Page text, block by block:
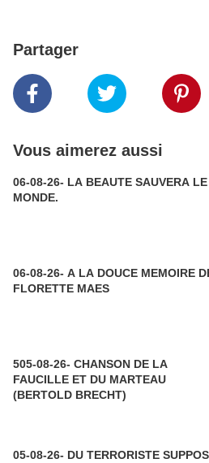
Partager
Vous aimerez aussi
06-08-26- LA BEAUTE SAUVERA LE
MONDE.
06-08-26- A LA DOUCE MEMOIRE
FLORETTE MAES
505-08-26- CHANSON DE LA
FAUCILLE ET DU MARTEAU
(BERTOLD BRECHT)
05-08-26- DU TERRORISTE